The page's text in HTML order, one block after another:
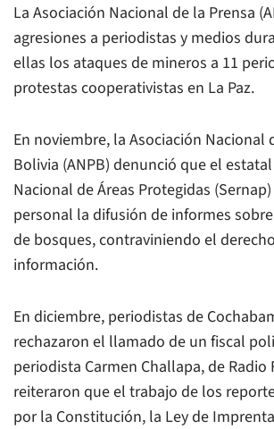
La Asociación Nacional de la Prensa
agresiones a periodistas y medios
ellas los ataques de mineros a 11
protestas cooperativistas en La Paz.
En noviembre, la Asociación Nacional
Bolivia (ANPB) denunció que el
Nacional de Áreas Protegidas
personal la difusión de informes
de bosques, contraviniendo el
información.
En diciembre, periodistas de
rechazaron el llamado de un fiscal
periodista Carmen Challapa, de Radio
reiteraron que el trabajo de los
por la Constitución, la Ley de